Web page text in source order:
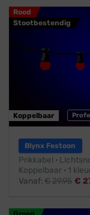
Rood
Stootbestendig
Koppelbaar
Blynx Festoon
Prikkabel ·
Koppelbaar · 1
Vanaf:€29,95 €